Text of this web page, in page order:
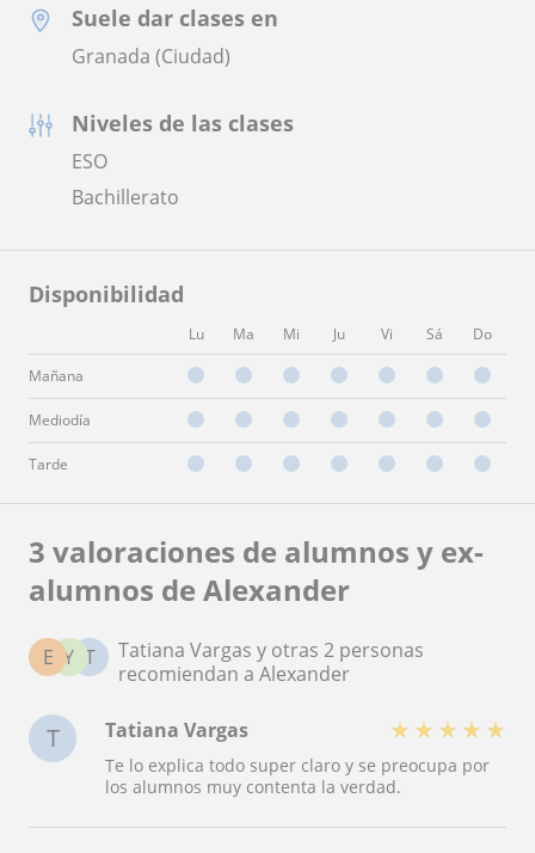
Suele dar clases en
Granada (Ciudad)
Niveles de las clases
ESO
Bachillerato
Disponibilidad
Lu Ma Mi Ju Vi Sá Do
Mañana
Mediodía
Tarde
3 valoraciones de alumnos y ex-
alumnos de Alexander
T
Y
E
Tatiana Vargas y otras 2 personas
recomiendan a Alexander
T Tatiana Vargas ★ ★ ★ ★ ★
Te lo explica todo super claro y se preocupa por
los alumnos muy contenta la verdad.